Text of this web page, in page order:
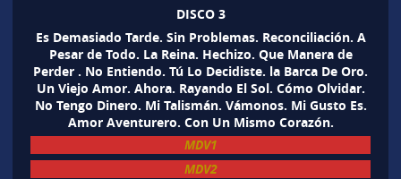
DISCO 3
Es Demasiado Tarde. Sin Problemas. Reconciliación. A
Pesar de Todo. La Reina. Hechizo. Que Manera de
Perder . No Entiendo. Tú Lo Decidiste. la Barca De Oro.
Un Viejo Amor. Ahora. Rayando El Sol. Cómo Olvidar.
No Tengo Dinero. Mi Talismán. Vámonos. Mi Gusto Es.
Amor Aventurero. Con Un Mismo Corazón.
MDV1
MDV2